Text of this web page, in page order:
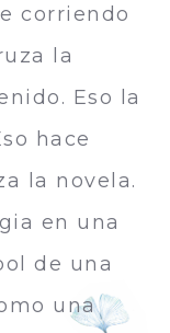
corriendo
la
Eso la
hace
la novela.
en una
de una
una